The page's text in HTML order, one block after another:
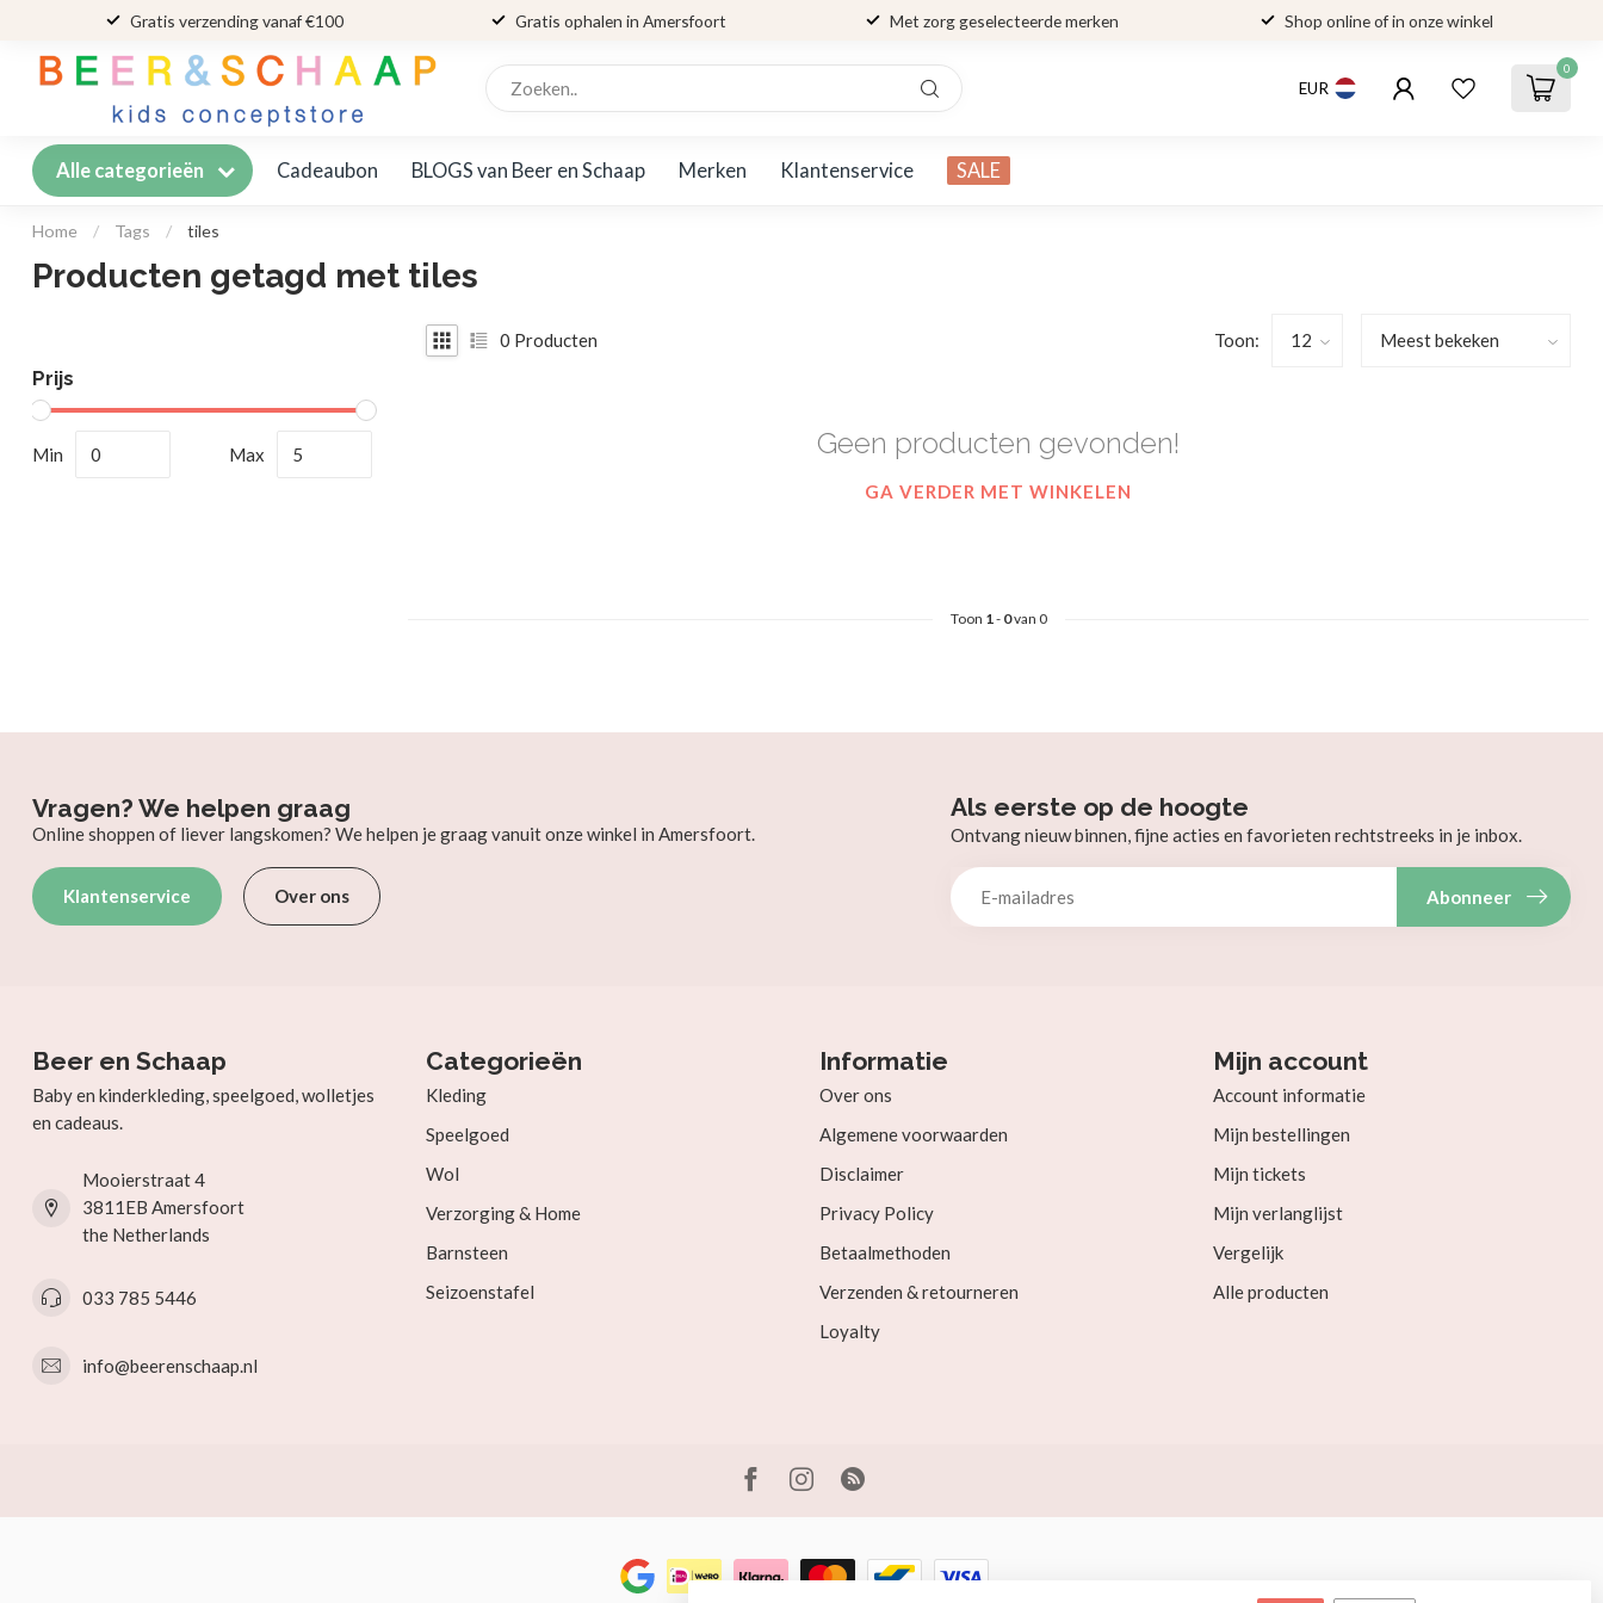
Gratis verzending vanaf €100 Gratis ophalen in Amersfoort Met zorg geselecteerde merken Shop online of in onze winkel
EUR
0
Alle categorieën Cadeaubon BLOGS van Beer en Schaap Merken Klantenservice SALE
Home / Tags / tiles
Producten getagd met tiles
Prijs
Min Max
0 Producten Toon:
Geen producten gevonden!
GA VERDER MET WINKELEN
Toon 1- 0van 0
Vragen? We helpen graag
Online shoppen of liever langskomen? We helpen je graag vanuit onze winkel in Amersfoort.
Klantenservice Over ons
Als eerste op de hoogte
Ontvang nieuw binnen, fijne acties en favorieten rechtstreeks in je inbox.
Abonneer
Beer en Schaap
Baby en kinderkleding, speelgoed, wolletjes
en cadeaus.
Mooierstraat 4
3811EB Amersfoort
the Netherlands
033 785 5446
info@beerenschaap.nl
Categorieën
Kleding
Speelgoed
Wol
Verzorging & Home
Barnsteen
Seizoenstafel
Informatie
Over ons
Algemene voorwaarden
Disclaimer
Privacy Policy
Betaalmethoden
Verzenden & retourneren
Loyalty
Mijn account
Account informatie
Mijn bestellingen
Mijn tickets
Mijn verlanglijst
Vergelijk
Alle producten